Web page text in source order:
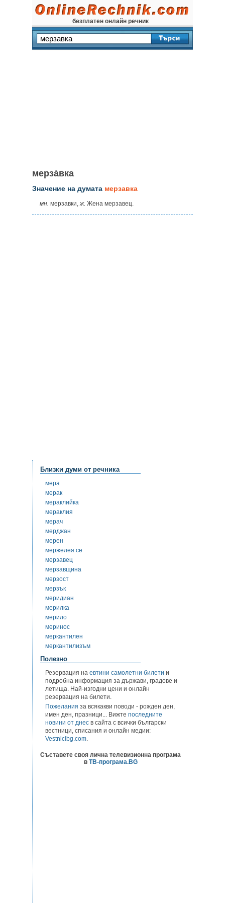
безплатен онлайн речник
мерза̀вка
Значение на думата мерзавка
мн. мерзавки,ж. Жена мерзавец.
Близки думи от речника
мера
мерак
мераклийка
мераклия
мерач
мерджан
мерен
мержелея се
мерзавец
мерзавщина
мерзост
мерзък
меридиан
мерилка
мерило
меринос
меркантилен
меркантилизъм
Полезно
Резервация на евтини самолетни билети и
подробна информация за държави, градове и
летища. Най-изгодни цени и онлайн
резервация на билети.
Пожелания за всякакви поводи - рожден ден,
имен ден, празници... Вижте последните
новини от днес в сайта с всички български
вестници, списания и онлайн медии:
Vestnicibg.com.
Съставете своя лична телевизионна програма
в ТВ-програма.BG